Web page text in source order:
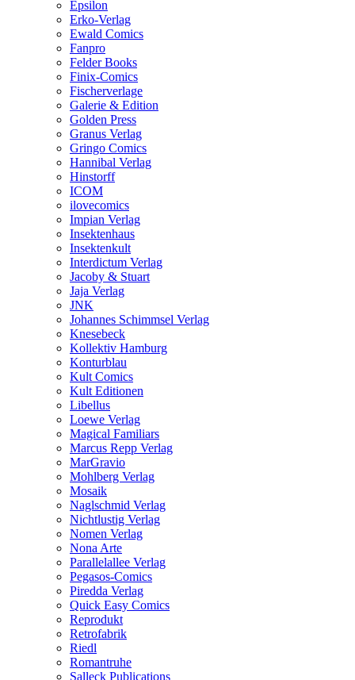
Epsilon
Erko-Verlag
Ewald Comics
Fanpro
Felder Books
Finix-Comics
Fischerverlage
Galerie & Edition
Golden Press
Granus Verlag
Gringo Comics
Hannibal Verlag
Hinstorff
ICOM
ilovecomics
Impian Verlag
Insektenhaus
Insektenkult
Interdictum Verlag
Jacoby & Stuart
Jaja Verlag
JNK
Johannes Schimmsel Verlag
Knesebeck
Kollektiv Hamburg
Konturblau
Kult Comics
Kult Editionen
Libellus
Loewe Verlag
Magical Familiars
Marcus Repp Verlag
MarGravio
Mohlberg Verlag
Mosaik
Naglschmid Verlag
Nichtlustig Verlag
Nomen Verlag
Nona Arte
Parallelallee Verlag
Pegasos-Comics
Piredda Verlag
Quick Easy Comics
Reprodukt
Retrofabrik
Riedl
Romantruhe
Salleck Publications